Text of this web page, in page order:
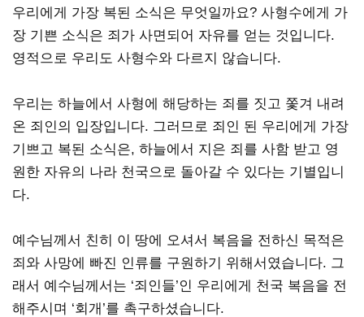
우리에게 가장 복된 소식은 무엇일까요? 사형수에게 가
장 기쁜 소식은 죄가 사면되어 자유를 얻는 것입니다.
영적으로 우리도 사형수와 다르지 않습니다.
우리는 하늘에서 사형에 해당하는 죄를 짓고 쫓겨 내려
온 죄인의 입장입니다. 그러므로 죄인 된 우리에게 가장
기쁘고 복된 소식은, 하늘에서 지은 죄를 사함 받고 영
원한 자유의 나라 천국으로 돌아갈 수 있다는 기별입니
다.
예수님께서 친히 이 땅에 오셔서 복음을 전하신 목적은
죄와 사망에 빠진 인류를 구원하기 위해서였습니다. 그
래서 예수님께서는 ‘죄인들’인 우리에게 천국 복음을 전
해주시며 ‘회개’를 촉구하셨습니다.